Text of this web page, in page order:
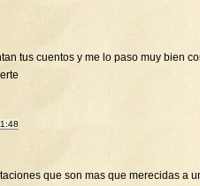
tus cuentos y me lo paso muy bien
que son mas que merecidas a